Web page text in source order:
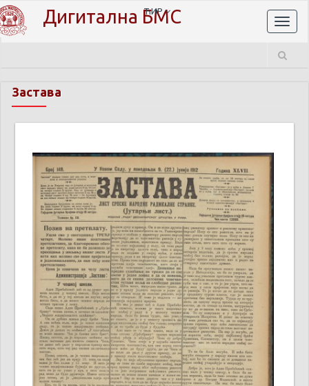
Дигитална БМС
ЋИР
Застава